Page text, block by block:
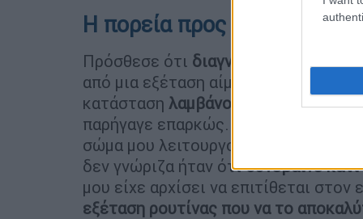
Η πορεία προς τη διάγνωση
Πρόσθεσε ότι διαγνώστηκε με
από μια εξέταση αίματος ρουτίνας.
κατάσταση λαμβάνοντας καθημερινά
παρήγαγε επαρκώς. Όπως εξήγησε:
σώμα μου λειτουργούσε σαν ο
δεν γνώριζα ήταν ότισυνέβαινε
μου είχε αρχίσει να επιτίθεται
εξέταση ρουτίνας που να το